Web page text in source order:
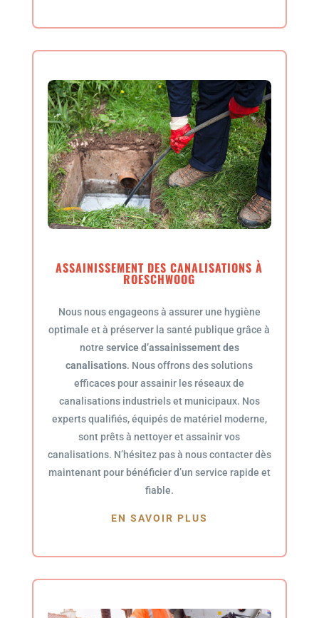
ASSAINISSEMENT DES CANALISATIONS À
ROESCHWOOG
Nous nous engageons à assurer une hygiène
optimale et à préserver la santé publique grâce à
notre service d’assainissement des
canalisations. Nous offrons des solutions
efficaces pour assainir les réseaux de
canalisations industriels et municipaux. Nos
experts qualifiés, équipés de matériel moderne,
sont prêts à nettoyer et assainir vos
canalisations. N’hésitez pas à nous contacter dès
maintenant pour bénéficier d’un service rapide et
fiable.
EN SAVOIR PLUS